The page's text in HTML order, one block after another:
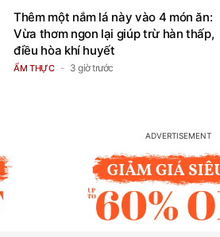
Thêm một nắm lá này vào 4 món ăn:
Vừa thơm ngon lại giúp trừ hàn thấp,
điều hòa khí huyết
ẨM THỰC 3 giờ trước